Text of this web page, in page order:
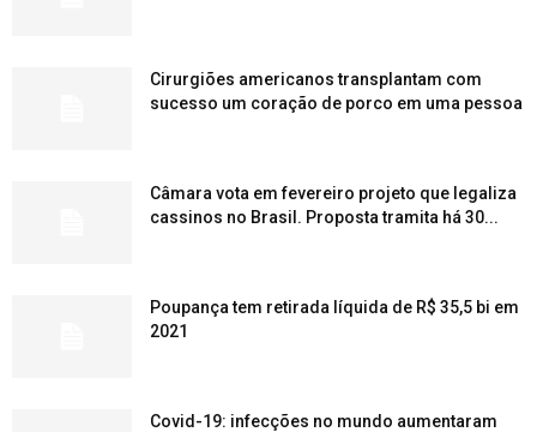
Cirurgiões americanos transplantam com
sucesso um coração de porco em uma pessoa
Câmara vota em fevereiro projeto que legaliza
cassinos no Brasil. Proposta tramita há 30...
Poupança tem retirada líquida de R$ 35,5 bi em
2021
Covid-19: infecções no mundo aumentaram